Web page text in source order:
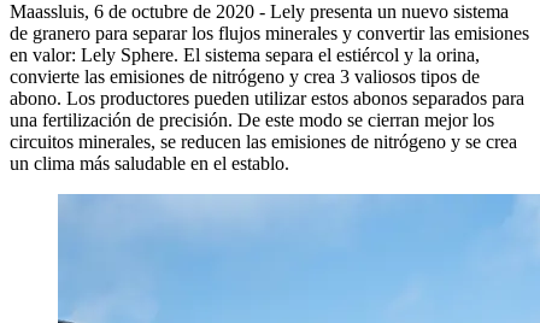
Maassluis, 6 de octubre de 2020 - Lely presenta un nuevo sistema
de granero para separar los flujos minerales y convertir las emisiones
en valor: Lely Sphere. El sistema separa el estiércol y la orina,
convierte las emisiones de nitrógeno y crea 3 valiosos tipos de
abono. Los productores pueden utilizar estos abonos separados para
una fertilización de precisión. De este modo se cierran mejor los
circuitos minerales, se reducen las emisiones de nitrógeno y se crea
un clima más saludable en el establo.